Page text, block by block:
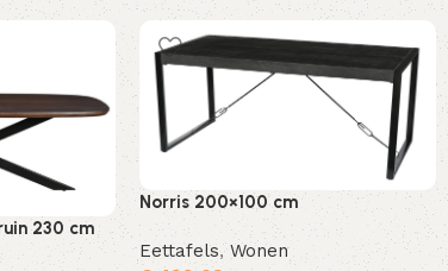
230 cm
Norris 200×100 cm
Eettafels,Wonen